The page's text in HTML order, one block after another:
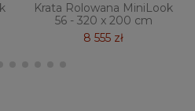
Krata Rolowana MiniLook
56 - 320 x 200 cm
8 555 zł